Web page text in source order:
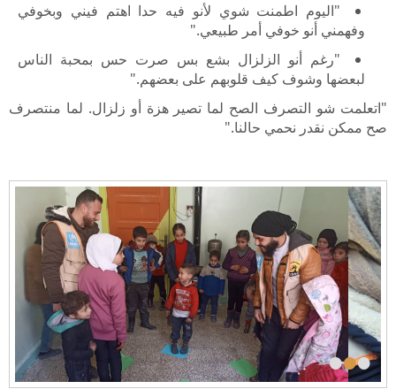
"اليوم اطمنت شوي لأنو فيه حدا اهتم فيني وبخوفي
وفهمني أنو خوفي أمر طبيعي."
"رغم أنو الزلزال بشع بس صرت حس بمحبة الناس
لبعضها وشوف كيف قلوبهم على بعضهم."
"اتعلمت شو التصرف الصح لما تصير هزة أو زلزال. لما منتصرف
صح ممكن نقدر نحمي حالنا."
•
•
•